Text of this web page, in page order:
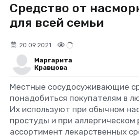
Средство от
для всей семьи
20.09.2021
Маргарита
Кравцова
Местные сосудосуживающие
понадобиться покупателям в
Их используют при обычном
простуды и при
ассортимент лекарственных